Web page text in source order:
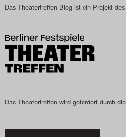
Das Theatertreffen-Blog ist ein Projekt des
Das Theatertreffen wird gefördert durch die